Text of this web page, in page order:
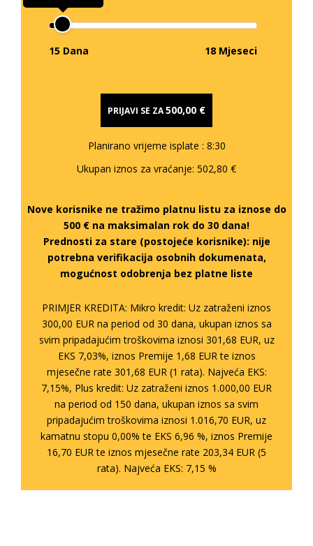
15 Dana 18 Mjeseci
PRIJAVI SE ZA500,00 €
Planirano vrijeme isplate : 8:30
Ukupan iznos za vraćanje: 502,80 €
Nove korisnike ne tražimo platnu listu za iznose do
500 € na maksimalan rok do 30 dana!
Prednosti za stare (postojeće korisnike): nije
potrebna verifikacija osobnih dokumenata,
mogućnost odobrenja bez platne liste
PRIMJER KREDITA: Mikro kredit: Uz zatraženi iznos
300,00 EUR na period od 30 dana, ukupan iznos sa
svim pripadajućim troškovima iznosi 301,68 EUR, uz
EKS 7,03%, iznos Premije 1,68 EUR te iznos
mjesečne rate 301,68 EUR (1 rata). Najveća EKS:
7,15%, Plus kredit: Uz zatraženi iznos 1.000,00 EUR
na period od 150 dana, ukupan iznos sa svim
pripadajućim troškovima iznosi 1.016,70 EUR, uz
kamatnu stopu 0,00% te EKS 6,96 %, iznos Premije
16,70 EUR te iznos mjesečne rate 203,34 EUR (5
rata). Najveća EKS: 7,15 %